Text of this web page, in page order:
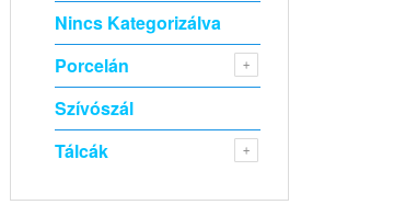
Nincs Kategorizálva
Porcelán
Szívószál
Tálcák